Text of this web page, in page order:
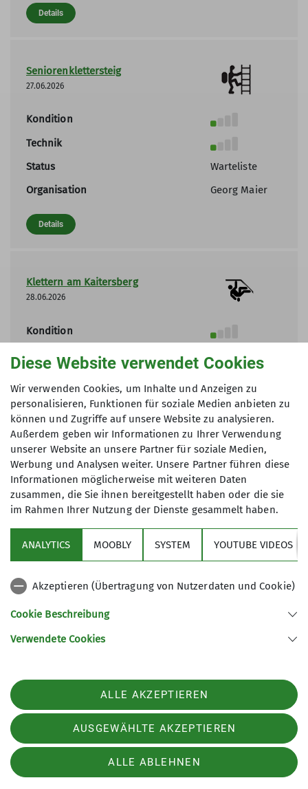
Details
Seniorenklettersteig
27.06.2026
Kondition
Technik
Status
Warteliste
Organisation
Georg Maier
Details
Klettern am Kaitersberg
28.06.2026
Kondition
Technik
Organisation
Ludwig Able
Details
Rundwanderung auf den
Farrenpoint
Kondition
Status
frei
Organisation
Watzmann Expedition (5 Tage)
Diese Website verwendet Cookies
Wir verwenden Cookies, um Inhalte und Anzeigen zu
personalisieren, Funktionen für soziale Medien anbieten zu
können und Zugriffe auf unsere Website zu analysieren.
Außerdem geben wir Informationen zu Ihrer Verwendung
unserer Website an unsere Partner für soziale Medien,
Werbung und Analysen weiter. Unsere Partner führen diese
Informationen möglicherweise mit weiteren Daten
zusammen, die Sie ihnen bereitgestellt haben oder die sie
im Rahmen Ihrer Nutzung der Dienste gesammelt haben.
ANALYTICS MOOBLY SYSTEM YOUTUBE VIDEOS
Akzeptieren (Übertragung von Nutzerdaten und Cookie)
Cookie Beschreibung
Verwendete Cookies
ALLE AKZEPTIEREN
AUSGEWÄHLTE AKZEPTIEREN
ALLE ABLEHNEN